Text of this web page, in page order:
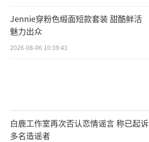
Jennie穿粉色缎面短款套装 甜酷鲜活
魅力出众
2026-08-06 10:39:41
白鹿工作室再次否认恋情谣言 称已起诉
多名造谣者